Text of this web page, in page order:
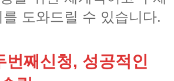
도와드릴 수 있습니다.
번째신청, 성공적인